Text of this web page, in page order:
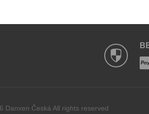
Danxen Česká All rights reserved